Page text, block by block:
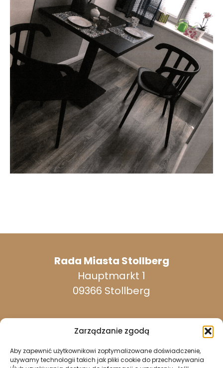
Zarządzanie zgodą
Aby zapewnić użytkownikowi zoptymalizowane doświadczenie,
używamy technologii takich jak pliki cookie do przechowywania
Rada Miasta Stollberg
Hauptmarkt 1
09366 Stollberg
dostępny w dni powszednie: